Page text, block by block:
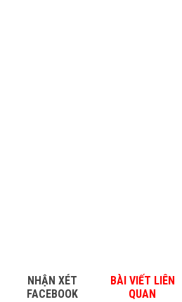
NHẬN XÉT
FACEBOOK
BÀI VIẾT LIÊN
QUAN